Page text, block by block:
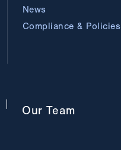
Our Team
News
Compliance & Policies